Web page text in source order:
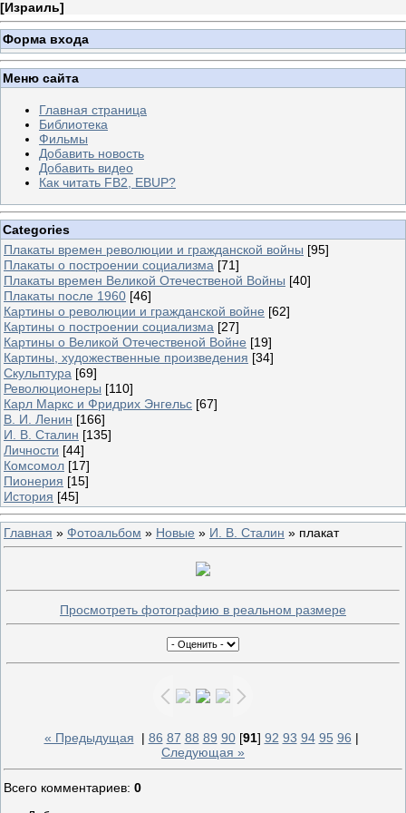
[Израиль]
Форма входа
Меню сайта
Главная страница
Библиотека
Фильмы
Добавить новость
Добавить видео
Как читать FB2, EBUP?
Categories
Плакаты времен революции и гражданской войны [95]
Плакаты о построении социализма [71]
Плакаты времен Великой Отечественой Войны [40]
Плакаты после 1960 [46]
Картины о революции и гражданской войне [62]
Картины о построении социализма [27]
Картины о Великой Отечественой Войне [19]
Картины, художественные произведения [34]
Скульптура [69]
Революционеры [110]
Карл Маркс и Фридрих Энгельс [67]
В. И. Ленин [166]
И. В. Сталин [135]
Личности [44]
Комсомол [17]
Пионерия [15]
История [45]
Главная » Фотоальбом » Новые » И. В. Сталин » плакат
Просмотреть фотографию в реальном размере
« Предыдущая | 86 87 88 89 90[91] 92 93 94 95 96 |
Следующая »
Всего комментариев: 0